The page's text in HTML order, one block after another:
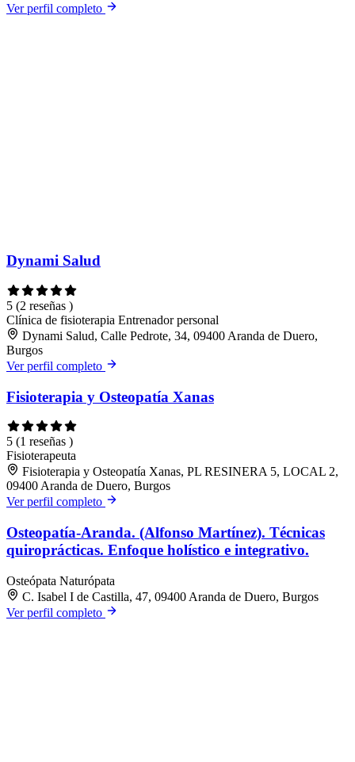
Ver perfil completo
Dynami Salud
5 (2 reseñas )
Clínica de fisioterapia Entrenador personal
Dynami Salud, Calle Pedrote, 34, 09400 Aranda de Duero,
Burgos
Ver perfil completo
Fisioterapia y Osteopatía Xanas
5 (1 reseñas )
Fisioterapeuta
Fisioterapia y Osteopatía Xanas, PL RESINERA 5, LOCAL 2,
09400 Aranda de Duero, Burgos
Ver perfil completo
Osteopatía-Aranda. (Alfonso Martínez). Técnicas
quiroprácticas. Enfoque holístico e integrativo.
Osteópata Naturópata
C. Isabel I de Castilla, 47, 09400 Aranda de Duero, Burgos
Ver perfil completo